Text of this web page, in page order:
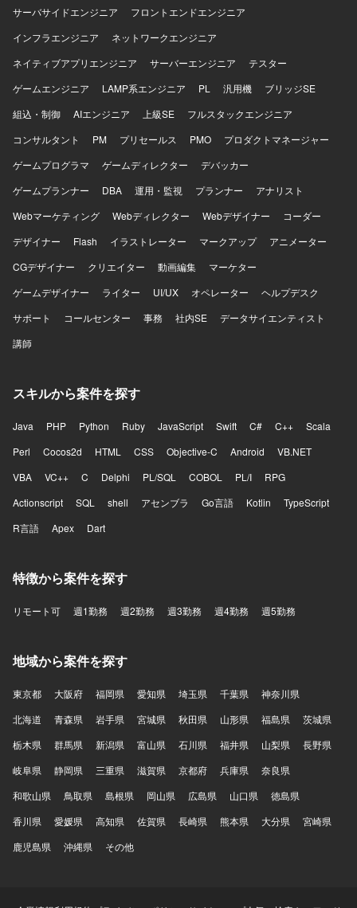
のDX推進に直接インパクトを与えることができます。AIや
にも携わることができます。 【開発環境】 フレームワーク
はRuby on Rails、フロントエンドはVue.jsを利用していま
す。データベースはMySQL（RDS, Aurora）、インフラは
AWS（EC2, S3等）を使用しています。バージョン管理は
ンはSlack、CLICKUP、Notionを利用しています。デザイン
はFigmaを使用し、AIはClaude、Gemini、NotionAIなどを
サーバサイドエンジニア
フロントエンドエンジニア
インフラエンジニア
ネットワークエンジニア
ネイティブアプリエンジニア
サーバーエンジニア
テスター
ゲームエンジニア
LAMP系エンジニア PL 汎用機
ブリッジSE
組込・制御
AIエンジニア 上級SE
フルスタックエンジニア
コンサルタント
PM プリセールス PMO
プロダクトマネージャー
ゲームプログラマ
ゲームディレクター
デバッカー
ゲームプランナー
DBA 運用・監視 プランナー
アナリスト
Webマーケティング
Webディレクター Webデザイナー
コーダー
デザイナー
Flash イラストレーター マークアップ
アニメーター
CGデザイナー
クリエイター 動画編集
マーケター
ゲームデザイナー
ライター UI/UX オペレーター
ヘルプデスク
サポート
コールセンター 事務 社内SE
データサイエンティスト
講師
スキルから案件を探す
Java PHP Python Ruby JavaScript Swift C# C++
Scala
Perl
Cocos2d HTML CSS Objective-C Android
VB.NET
VBA
VC++ C Delphi PL/SQL COBOL PL/I
RPG
Actionscript
SQL shell アセンブラ Go言語 Kotlin
TypeScript
R言語
Apex Dart
特徴から案件を探す
リモート可 週1勤務 週2勤務 週3勤務 週4勤務 週5勤務
地域から案件を探す
東京都 大阪府 福岡県 愛知県 埼玉県 千葉県
神奈川県
北海道
青森県 岩手県 宮城県 秋田県 山形県 福島県
茨城県
栃木県
群馬県 新潟県 富山県 石川県 福井県 山梨県
長野県
岐阜県
静岡県 三重県 滋賀県 京都府 兵庫県
奈良県
和歌山県
鳥取県 島根県 岡山県 広島県 山口県
徳島県
香川県
愛媛県 高知県 佐賀県 長崎県 熊本県 大分県
宮崎県
鹿児島県
沖縄県 その他